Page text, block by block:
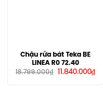
Chậu rửa bát Teka BE
LINEA R0 72.40
18.799.000₫
Giá
11.840.000₫Giá